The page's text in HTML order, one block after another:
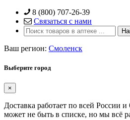
Skip
content
8 (800) 707-26-39
Связаться с нами
Ваш регион: Смоленск
Выберите город
×
Доставка работает по всей России
может не быть в списке, но мы всё